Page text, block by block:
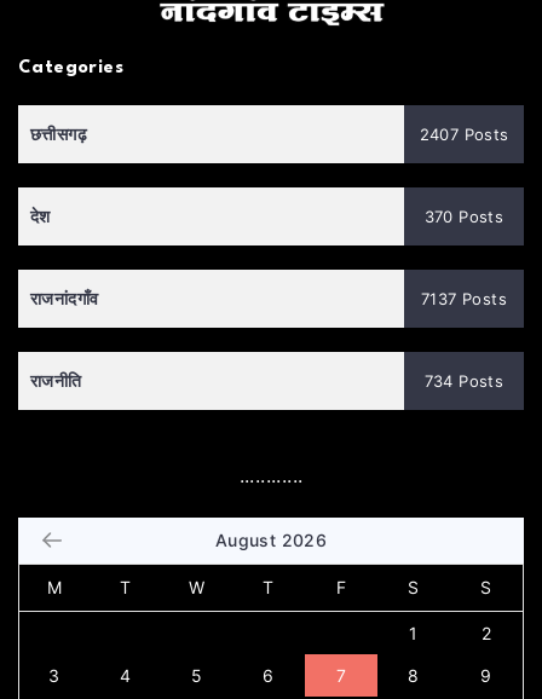
Categories
छत्तीसगढ़ 2407 Posts
देश 370 Posts
राजनांदगाँव 7137 Posts
राजनीति 734 Posts
............
August 2026
M T W T F S S
1 2
3 4 5 6 7 8 9